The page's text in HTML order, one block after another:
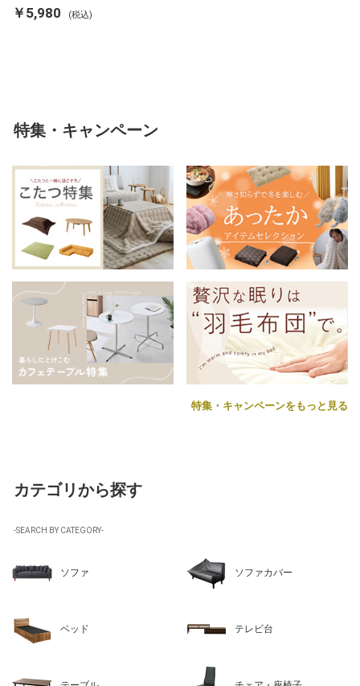
ランケット 掛け布団カバー フラ
ンネル 保温 蓄熱 吸湿 発熱 断熱
￥5,980 (税込)
特集・キャンペーン
特集・キャンペーンをもっと見る
カテゴリから探す
-SEARCH BY CATEGORY-
ソファ ソファカバー
ベッド テレビ台